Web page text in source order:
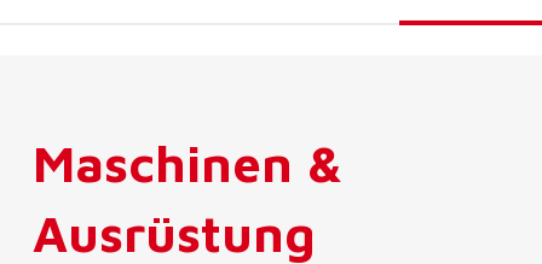
Maschinen &
Ausrüstung